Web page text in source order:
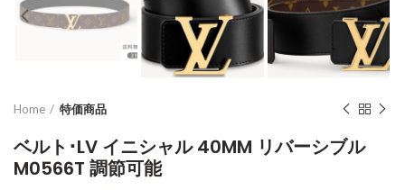
Home 特価商品
ベルト･LV イニシャル 40MM リバーシブル
M0566T 調節可能